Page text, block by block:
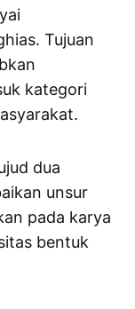
Tujuan
kategori
dua
unsur
pada karya
bentuk